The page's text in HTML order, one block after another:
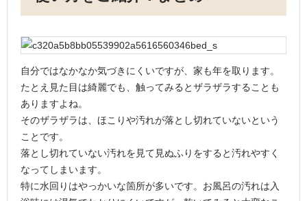
自分ではなかなか気づきにくいですが、家も年を取ります。
たとえ見た目は綺麗でも、触ってみるとザラザラすることも
ありますよね。
そのザラザラは、ほこりや汚れが落とし切れていないという
ことです。
落とし切れていない汚れを見て見ぬふりをすると汚れやすく
なってしまいます。
特に水回りはやっかいな箇所が多いです。お風呂の汚れは入